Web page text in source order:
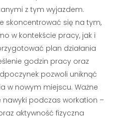
z tym wyjazdem.
skoncentrować się na tym,
w kontekście pracy, jak i
plan działania
godzin pracy oraz
pozwoli uniknąć
w nowym miejscu. Ważne
podczas workation –
aktywność fizyczna